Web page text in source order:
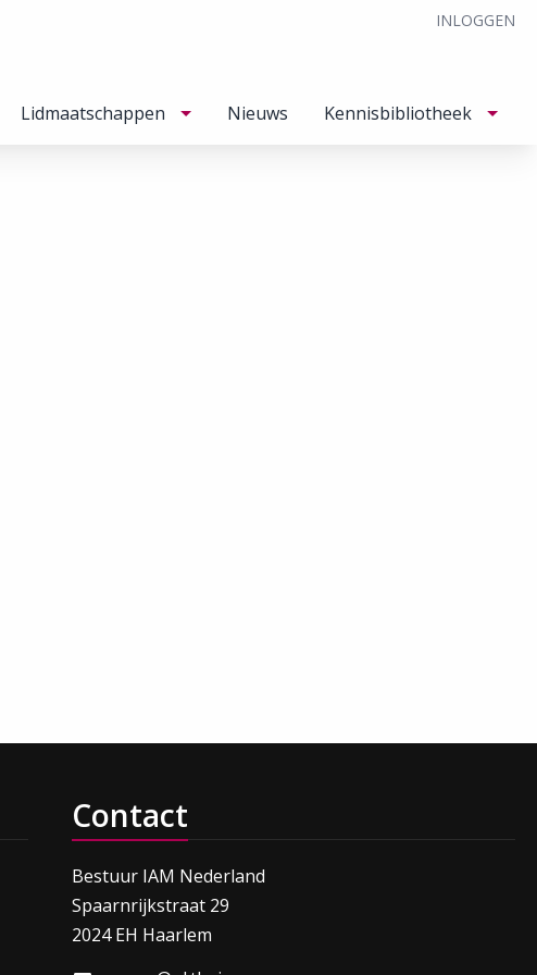
INLOGGEN
Lidmaatschappen Nieuws Kennisbibliotheek
Contact
Bestuur IAM Nederland
Spaarnrijkstraat 29
2024 EH Haarlem